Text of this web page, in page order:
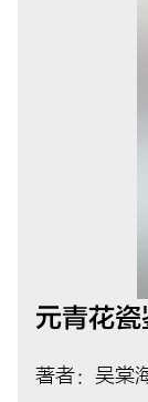
元青花瓷
著者：吴棠